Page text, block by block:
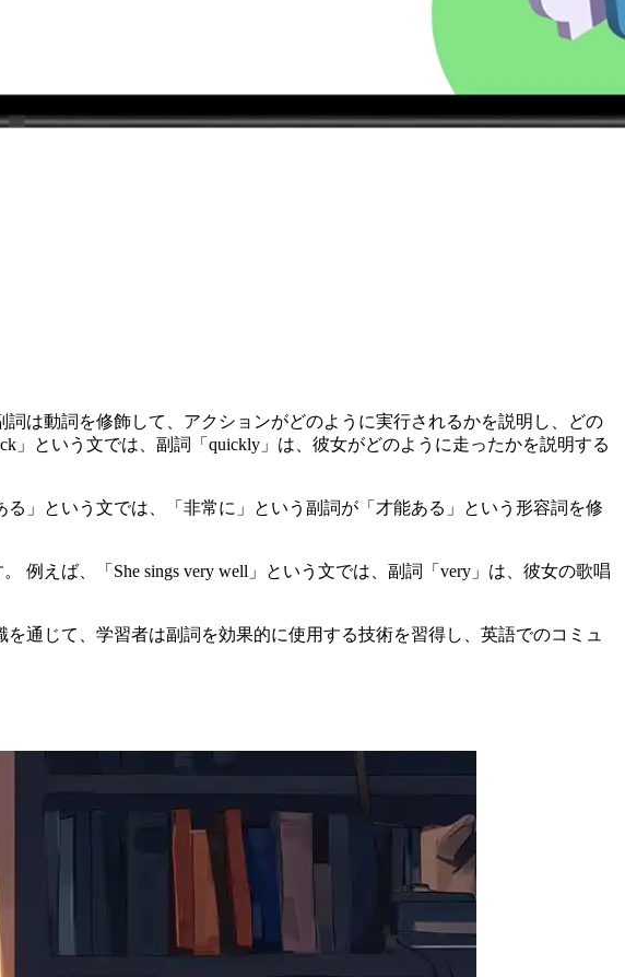
は動詞を修飾して、アクションがどのように実行されるかを説明し、どの
」という文では、副詞「quickly」は、彼女がどのように走ったかを説明する
」という文では、「非常に」という副詞が「才能ある」という形容詞を修
えば、「She sings very well」という文では、副詞「very」は、彼女の歌唱
通じて、学習者は副詞を効果的に使用する技術を習得し、英語でのコミュ